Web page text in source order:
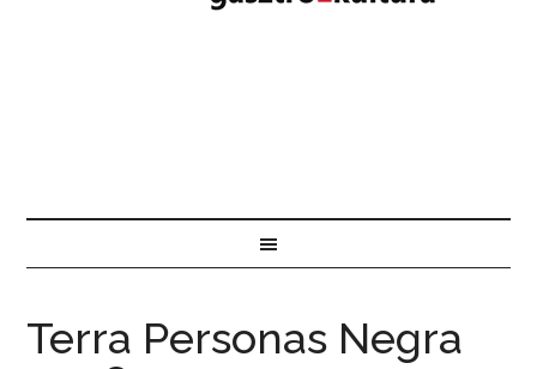
Terra Personas Negra